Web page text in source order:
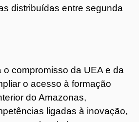
distribuídas entre segunda
o compromisso da UEA e da
o acesso à formação
do Amazonas,
ligadas à inovação,